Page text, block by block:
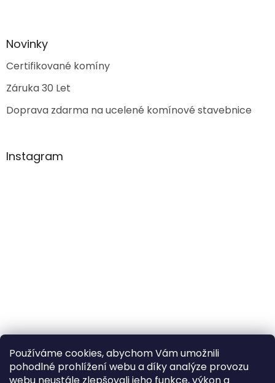
Používáme cookies, abychom Vám umožnili
pohodlné prohlížení webu a díky analýze provozu
Novinky
Certifikované komíny
Záruka 30 Let
Doprava zdarma na ucelené komínové stavebnice
Instagram
Sledovat na Instagramu